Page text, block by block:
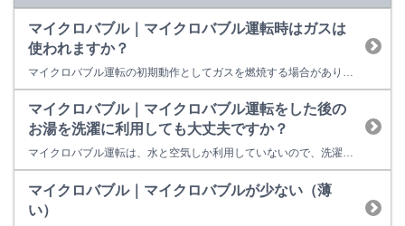
マイクロバブル｜マイクロバブル運転時はガスは
使われますか？
マイクロバブル｜マイクロバブル運転をした後の
お湯を洗濯に利用しても大丈夫ですか？
マイクロバブル運転は、水と空気しか利用していないので、洗濯に利用しても大丈夫です。
マイクロバブル｜マイクロバブルが少ない（薄
い）